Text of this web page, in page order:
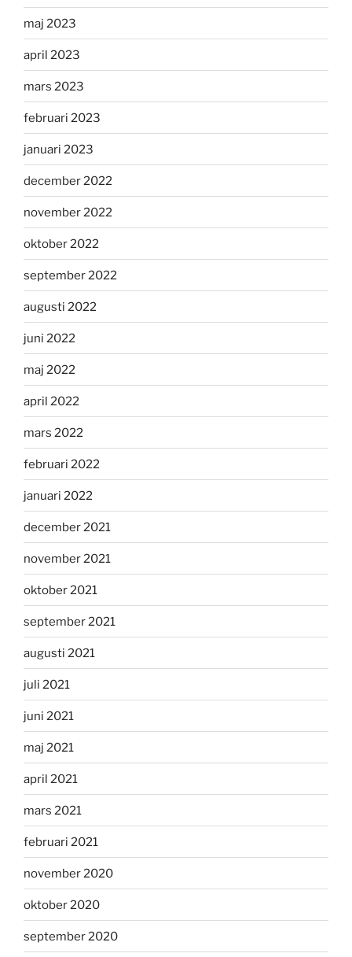
maj 2023
april 2023
mars 2023
februari 2023
januari 2023
december 2022
november 2022
oktober 2022
september 2022
augusti 2022
juni 2022
maj 2022
april 2022
mars 2022
februari 2022
januari 2022
december 2021
november 2021
oktober 2021
september 2021
augusti 2021
juli 2021
juni 2021
maj 2021
april 2021
mars 2021
februari 2021
november 2020
oktober 2020
september 2020